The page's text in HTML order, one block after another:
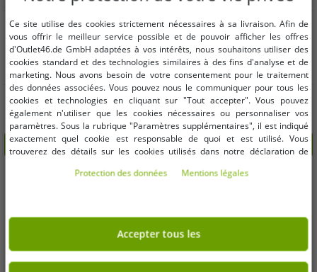
Tailles disponibles
4XL 6XL
Sweat à capuche confortable
Brandit pour homme, bleu marine
Avant: 69,90 €* 21,17 €
dans le panier
Tailles disponibles
4XL
Sweat-shirt décontracté Brandit
pour homme avec fermeture éclair,
bleu marine
Avant:24,99 €* 8,06 €
dans le panier
-86%
Ce site utilise des cookies strictement nécessaires à sa livraison. Afin de
vous offrir le meilleur service possible et de pouvoir afficher les offres
d'Outlet46.de GmbH adaptées à vos intérêts, nous souhaitons utiliser des
cookies standard et des technologies similaires à des fins d'analyse et de
marketing. Nous avons besoin de votre consentement pour le traitement
des données associées. Vous pouvez nous le communiquer pour tous les
cookies et technologies en cliquant sur "Tout accepter". Vous pouvez
également n'utiliser que les cookies nécessaires ou personnaliser vos
paramètres. Sous la rubrique "Paramètres supplémentaires", il est indiqué
exactement quel cookie est responsable de quoi et est utilisé. Vous
trouverez des détails sur les cookies utilisés dans notre déclaration de
consentement à tout moment. Les coordonnées se trouvent dans les
Protection des données Mentions légales
Accepter tous les